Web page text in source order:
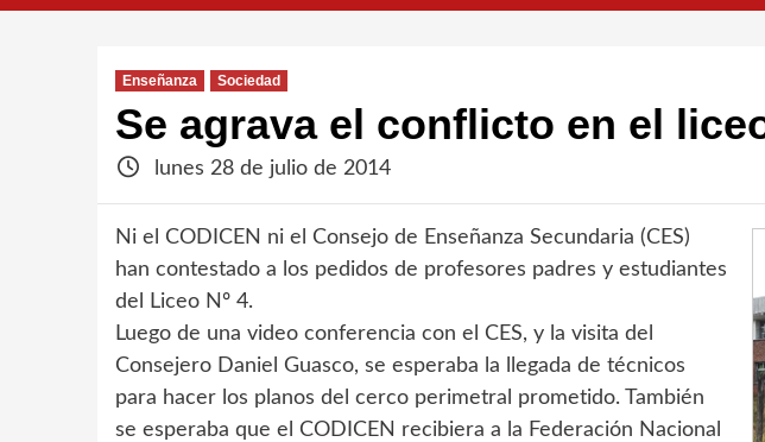
Enseñanza Sociedad
Se agrava el conflicto en el
lunes 28 de julio de 2014
Ni el CODICEN ni el Consejo de Enseñanza Secundaria (CES)
han contestado a los pedidos de profesores padres y estudiantes
del Liceo Nº 4.
Luego de una video conferencia con el CES, y la visita del
Consejero Daniel Guasco, se esperaba la llegada de técnicos
para hacer los planos del cerco perimetral prometido. También
se esperaba que el CODICEN recibiera a la Federación Nacional